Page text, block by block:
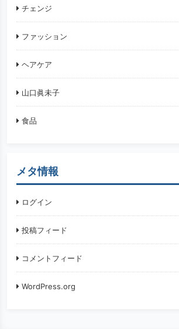
チェンジ
ファッション
ヘアケア
山口眞未子
食品
メタ情報
ログイン
投稿フィード
コメントフィード
WordPress.org